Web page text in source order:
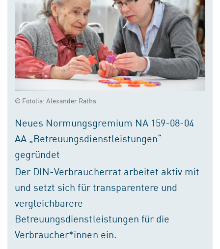
© Fotolia: Alexander Raths
Neues Normungsgremium NA 159-08-04
AA „Betreuungsdienstleistungen“
gegründet
Der DIN-Verbraucherrat arbeitet aktiv mit
und setzt sich für transparentere und
vergleichbarere
Betreuungsdienstleistungen für die
Verbraucher*innen ein.